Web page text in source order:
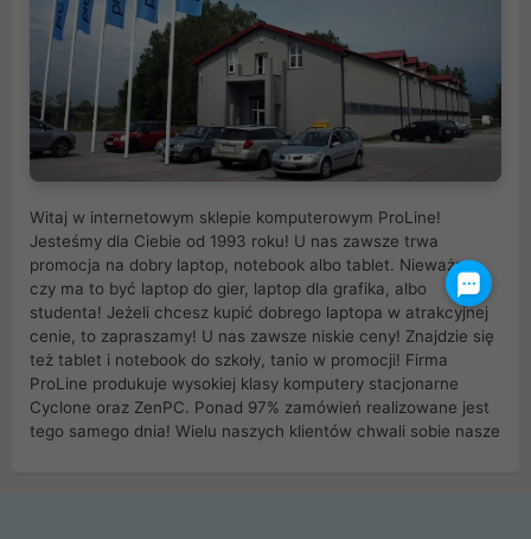
Witaj w internetowym sklepie komputerowym ProLine!
Jesteśmy dla Ciebie od 1993 roku! U nas zawsze trwa
promocja na dobry laptop, notebook albo tablet. Nieważne
czy ma to być laptop do gier, laptop dla grafika, albo
studenta! Jeżeli chcesz kupić dobrego laptopa w atrakcyjnej
cenie, to zapraszamy! U nas zawsze niskie ceny! Znajdzie się
też tablet i notebook do szkoły, tanio w promocji! Firma
ProLine produkuje wysokiej klasy komputery stacjonarne
Cyclone oraz ZenPC. Ponad 97% zamówień realizowane jest
tego samego dnia! Wielu naszych klientów chwali sobie nasze